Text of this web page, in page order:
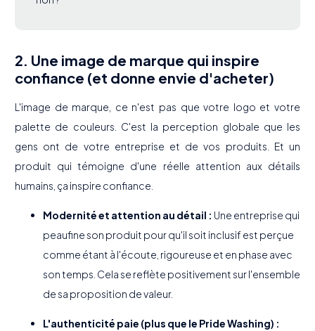
2. Une image de marque qui inspire
confiance (et donne envie d'acheter)
L'image de marque, ce n'est pas que votre logo et votre
palette de couleurs. C'est la perception globale que les
gens ont de votre entreprise et de vos produits. Et un
produit qui témoigne d'une réelle attention aux détails
humains, ça inspire confiance.
Modernité et attention au détail : Une entreprise qui
peaufine son produit pour qu'il soit inclusif est perçue
comme étant à l'écoute, rigoureuse et en phase avec
son temps. Cela se reflète positivement sur l'ensemble
de sa proposition de valeur.
L'authenticité paie (plus que le Pride Washing) :